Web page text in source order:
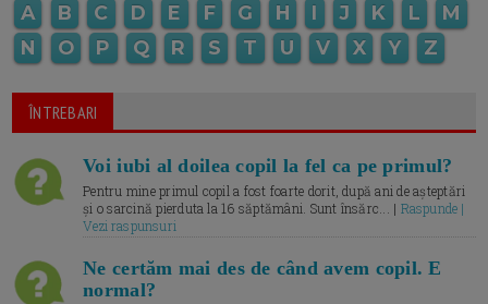
A B C D E F G H I J K L
M
N
O P Q R S T U V X Y Z
ÎNTREBARI
Voi iubi al doilea copil la fel ca pe primul?
Pentru mine primul copil a fost foarte dorit, după ani de așteptări
și o sarcină pierduta la 16 săptămâni. Sunt însărc... | Raspunde |
Vezi raspunsuri
Ne certăm mai des de când avem copil. E
normal?